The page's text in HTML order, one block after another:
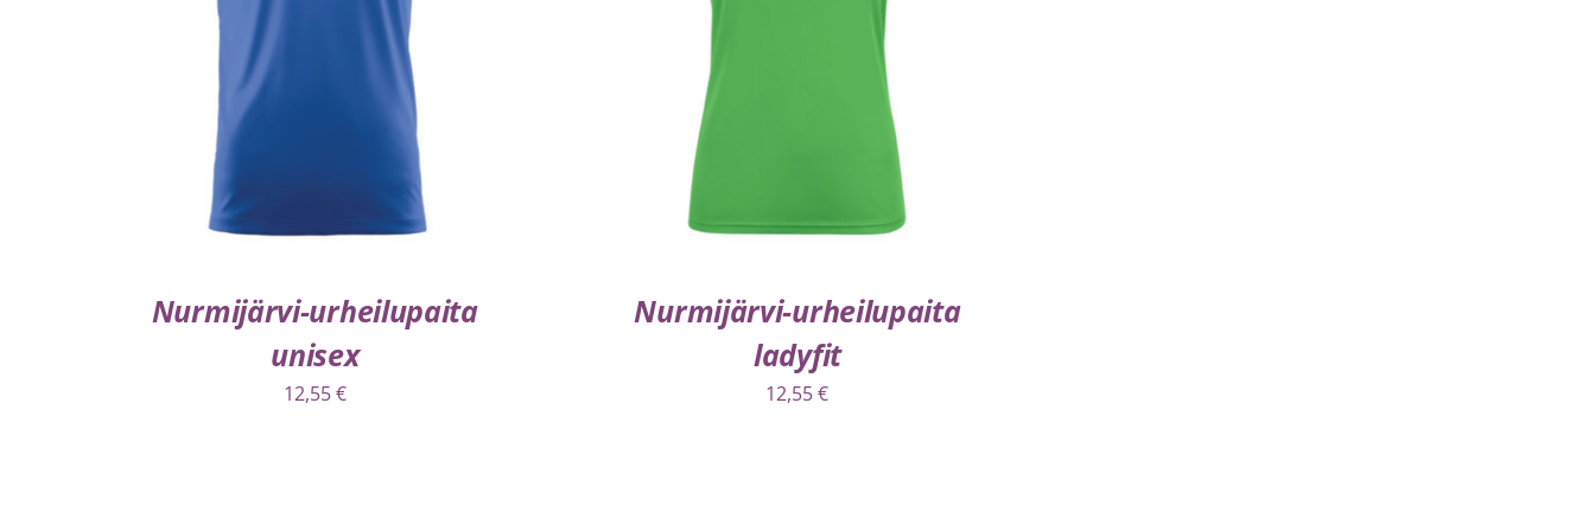
VALITSE VAIHTOEHDOISTA LISÄTIEDOT
Nurmijärvi-urheilupaita
unisex
12,55€
VALITSE VAIHTOEHDOISTA LISÄTIEDOT
Nurmijärvi-urheilupaita
ladyfit
12,55€